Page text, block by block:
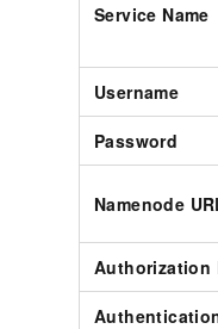
Service Name
Username
Password
Namenode
Authorization